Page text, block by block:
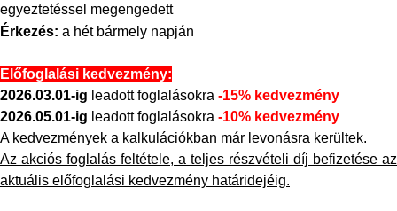
egyeztetéssel megengedett
Érkezés: a hét bármely napján
Előfoglalási kedvezmény:
2026.03.01-ig leadott foglalásokra -15% kedvezmény
2026.05.01-ig leadott foglalásokra -10% kedvezmény
A kedvezmények a kalkulációkban már levonásra kerültek.
Az akciós foglalás feltétele, a teljes részvételi díj befizetése az
aktuális előfoglalási kedvezmény határidejéig.